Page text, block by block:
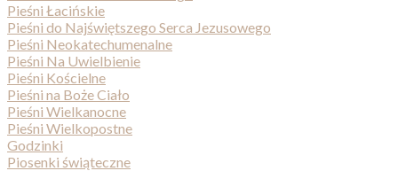
Pieśni Łacińskie
Pieśni do Najświętszego Serca Jezusowego
Pieśni Neokatechumenalne
Pieśni Na Uwielbienie
Pieśni Kościelne
Pieśni na Boże Ciało
Pieśni Wielkanocne
Pieśni Wielkopostne
Godzinki
Piosenki świąteczne